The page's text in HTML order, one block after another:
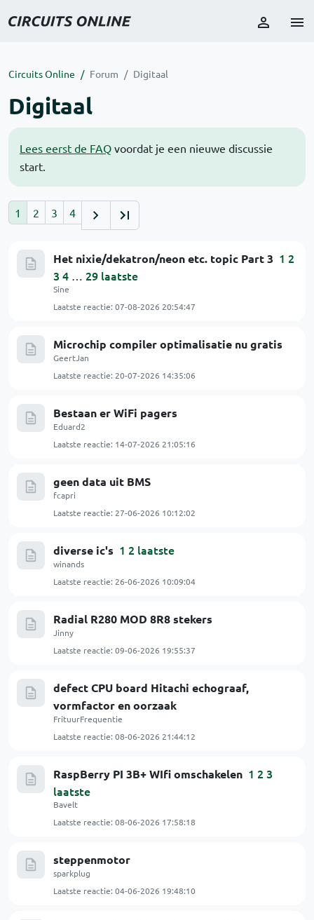
Circuits Online Forum Digitaal
Digitaal
Lees eerst de FAQ voordat je een nieuwe discussie
start.
1 2 3 4
Het nixie/dekatron/neon etc. topic Part 3 1 2
3 4 … 29 laatste
Sine
Laatste reactie: 07-08-2026 20:54:47
Microchip compiler optimalisatie nu gratis
GeertJan
Laatste reactie: 20-07-2026 14:35:06
Bestaan er WiFi pagers
Eduard2
Laatste reactie: 14-07-2026 21:05:16
geen data uit BMS
fcapri
Laatste reactie: 27-06-2026 10:12:02
diverse ic's 1 2 laatste
winands
Laatste reactie: 26-06-2026 10:09:04
Radial R280 MOD 8R8 stekers
Jinny
Laatste reactie: 09-06-2026 19:55:37
defect CPU board Hitachi echograaf,
vormfactor en oorzaak
FrituurFrequentie
Laatste reactie: 08-06-2026 21:44:12
RaspBerry PI 3B+ WIfi omschakelen 1 2 3
laatste
Bavelt
Laatste reactie: 08-06-2026 17:58:18
steppenmotor
sparkplug
Laatste reactie: 04-06-2026 19:48:10